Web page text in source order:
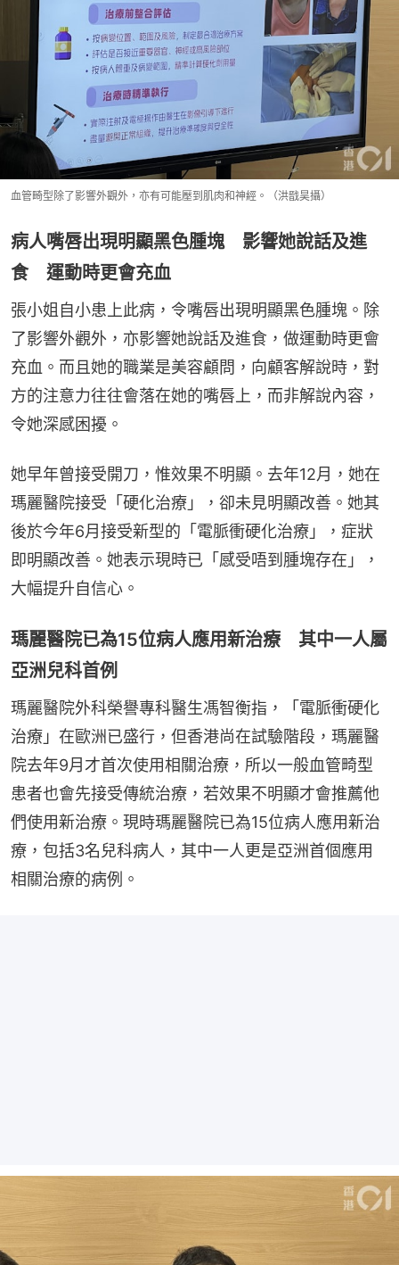
血管畸型除了影響外觀外，亦有可能壓到肌肉和神經。（洪戩昊攝）
病人嘴唇出現明顯黑色腫塊 影響她說話及進
食 運動時更會充血
張小姐自小患上此病，令嘴唇出現明顯黑色腫塊。除
了影響外觀外，亦影響她說話及進食，做運動時更會
充血。而且她的職業是美容顧問，向顧客解說時，對
方的注意力往往會落在她的嘴唇上，而非解說內容，
令她深感困擾。
她早年曾接受開刀，惟效果不明顯。去年12月，她在
瑪麗醫院接受「硬化治療」，卻未見明顯改善。她其
後於今年6月接受新型的「電脈衝硬化治療」，症狀
即明顯改善。她表示現時已「感受唔到腫塊存在」，
大幅提升自信心。
瑪麗醫院已為15位病人應用新治療 其中一人屬
亞洲兒科首例
瑪麗醫院外科榮譽專科醫生馮智衡指，「電脈衝硬化
治療」在歐洲已盛行，但香港尚在試驗階段，瑪麗醫
院去年9月才首次使用相關治療，所以一般血管畸型
患者也會先接受傳統治療，若效果不明顯才會推薦他
們使用新治療。現時瑪麗醫院已為15位病人應用新治
療，包括3名兒科病人，其中一人更是亞洲首個應用
相關治療的病例。